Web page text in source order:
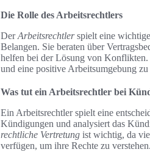
Die Rolle des Arbeitsrechtlers
DerArbeitsrechtlerspielt eine
Belangen. Sie beraten über
helfen bei der Lösung von Konflikten.
und eine positive Arbeitsumgebung
Was tut ein Arbeitsrechtler bei
Ein Arbeitsrechtler spielt eine
Kündigungen und analysiert das
rechtliche Vertretung ist wichtig, da
verfügen, um ihre Rechte zu verstehen.